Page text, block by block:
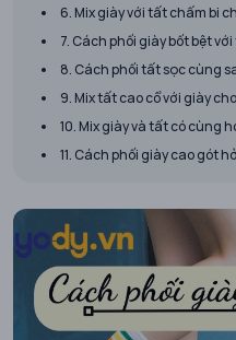
6. Mix giày với tất chấm bi
7. Cách phối giày bốt bệt
8. Cách phối tất sọc cùng
9. Mix tất cao cổ với giày
10. Mix giày và tất có cùng
11. Cách phối giày cao gót